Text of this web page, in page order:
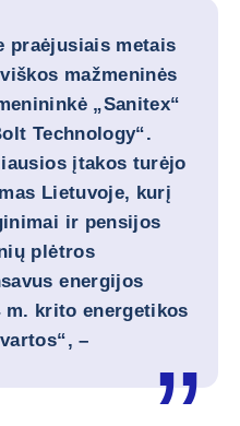
praėjusiais metais
mažmeninės
„Sanitex“
Technology“.
įtakos turėjo
Lietuvoje, kurį
ir pensijos
plėtros
energijos
m. krito energetikos
–